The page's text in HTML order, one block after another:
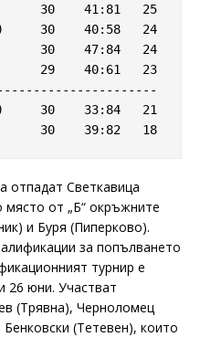
30    41:81   25
30    40:58   24
30    47:84   24
29    40:61   23
30    33:84   21
отпадат Светкавица
от „Б“ окръжните
и Буря (Пиперково).
за попълването
турнир е
26 юни. Участват
(Трявна), Черноломец
(Тетевен), които